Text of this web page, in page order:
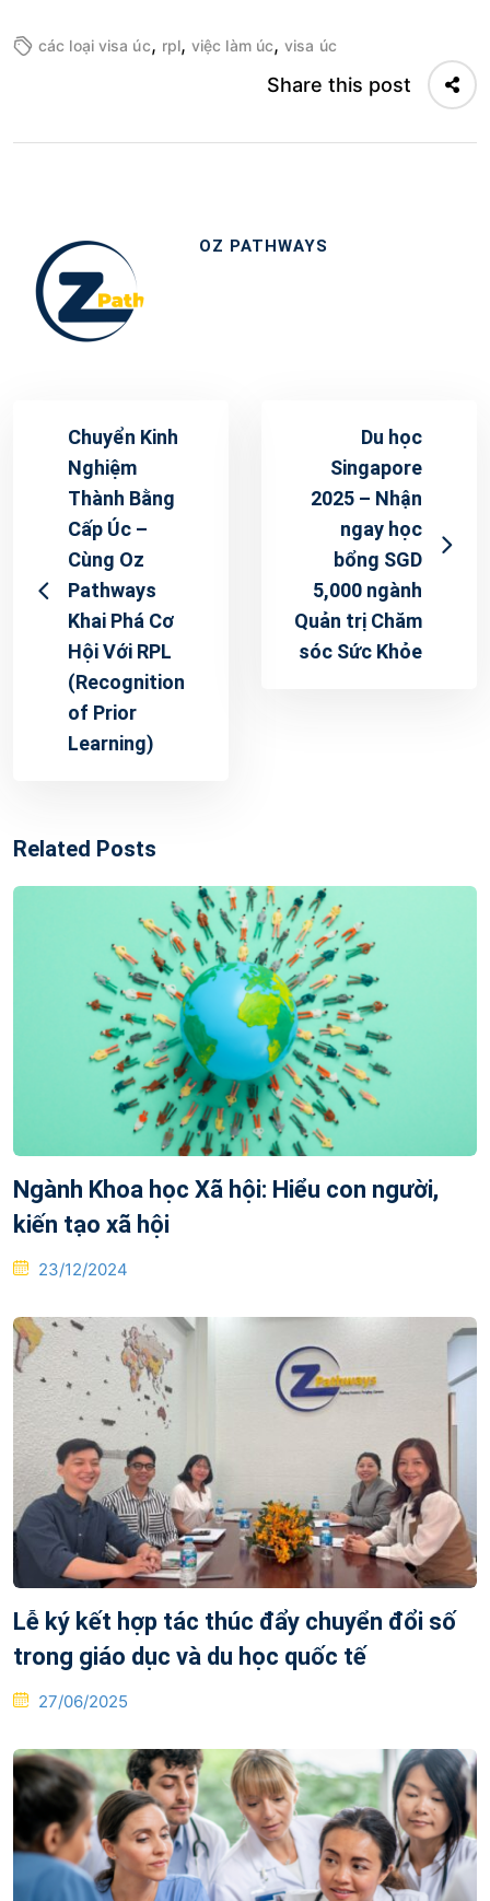
các loại visa úc, rpl, việc làm úc, visa úc
Share this post
OZ PATHWAYS
Chuyển Kinh
Nghiệm
Thành Bằng
Cấp Úc –
Cùng Oz
Pathways
Khai Phá Cơ
Hội Với RPL
(Recognition
of Prior
Learning)
Du học
Singapore
2025 – Nhận
ngay học
bổng SGD
5,000 ngành
Quản trị Chăm
sóc Sức Khỏe
Related Posts
Ngành Khoa học Xã hội: Hiểu con người,
kiến tạo xã hội
Posted
23/12/2024
Lễ ký kết hợp tác thúc đẩy chuyển đổi số
trong giáo dục và du học quốc tế
Posted
27/06/2025